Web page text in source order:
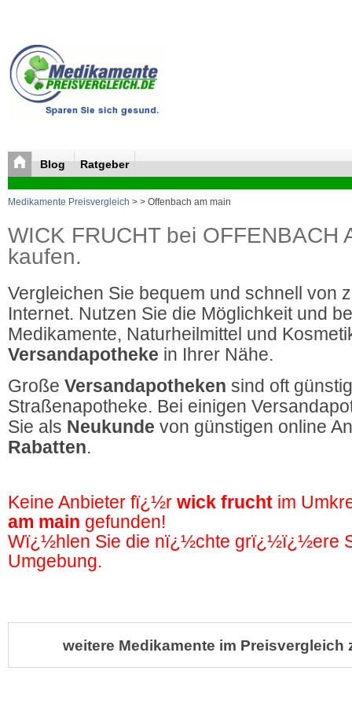
Blog Ratgeber
Medikamente Preisvergleich > > Offenbach am main
WICK FRUCHT bei OFFENBACH
kaufen.
Vergleichen Sie bequem und schnell von
Internet. Nutzen Sie die Möglichkeit und
Medikamente, Naturheilmittel und
Versandapotheke in Ihrer Nähe.
Große Versandapotheken sind oft
Straßenapotheke. Bei einigen
Sie als Neukunde von günstigen online
Rabatten.
Keine Anbieter fï¿½r wick frucht im
am main gefunden!
Wï¿½hlen Sie die nï¿½chte grï¿½ï¿½ere
Umgebung.
weitere Medikamente im Preisvergleich